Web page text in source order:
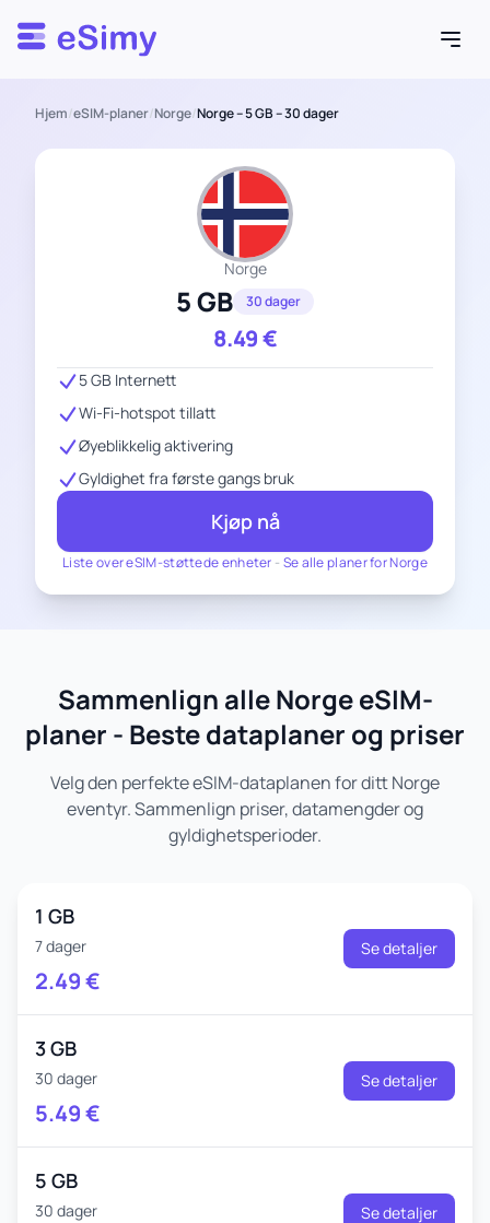
Esimy
Hjem/eSIM-planer/Norge/Norge – 5 GB – 30 dager
Norge
5 GB 30 dager
8.49€
Liste over eSIM-støttede enheter - Se alle planer for Norge
5 GB Internett
Wi-Fi-hotspot tillatt
Øyeblikkelig aktivering
Gyldighet fra første gangs bruk
Kjøp nå
Sammenlign alle Norge eSIM-
planer - Beste dataplaner og priser
Velg den perfekte eSIM-dataplanen for ditt Norge
eventyr. Sammenlign priser, datamengder og
gyldighetsperioder.
1 GB
7 dager
2.49€
Se detaljer
3 GB
30 dager
5.49€
Se detaljer
5 GB
30 dager Se detaljer